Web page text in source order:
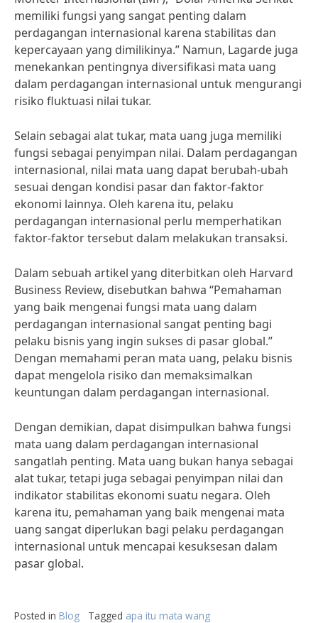
memiliki fungsi yang sangat penting dalam
perdagangan internasional karena stabilitas dan
kepercayaan yang dimilikinya.” Namun, Lagarde juga
menekankan pentingnya diversifikasi mata uang
dalam perdagangan internasional untuk mengurangi
risiko fluktuasi nilai tukar.
Selain sebagai alat tukar, mata uang juga memiliki
fungsi sebagai penyimpan nilai. Dalam perdagangan
internasional, nilai mata uang dapat berubah-ubah
sesuai dengan kondisi pasar dan faktor-faktor
ekonomi lainnya. Oleh karena itu, pelaku
perdagangan internasional perlu memperhatikan
faktor-faktor tersebut dalam melakukan transaksi.
Dalam sebuah artikel yang diterbitkan oleh Harvard
Business Review, disebutkan bahwa “Pemahaman
yang baik mengenai fungsi mata uang dalam
perdagangan internasional sangat penting bagi
pelaku bisnis yang ingin sukses di pasar global.”
Dengan memahami peran mata uang, pelaku bisnis
dapat mengelola risiko dan memaksimalkan
keuntungan dalam perdagangan internasional.
Dengan demikian, dapat disimpulkan bahwa fungsi
mata uang dalam perdagangan internasional
sangatlah penting. Mata uang bukan hanya sebagai
alat tukar, tetapi juga sebagai penyimpan nilai dan
indikator stabilitas ekonomi suatu negara. Oleh
karena itu, pemahaman yang baik mengenai mata
uang sangat diperlukan bagi pelaku perdagangan
internasional untuk mencapai kesuksesan dalam
pasar global.
Posted in Blog Tagged apa itu mata wang